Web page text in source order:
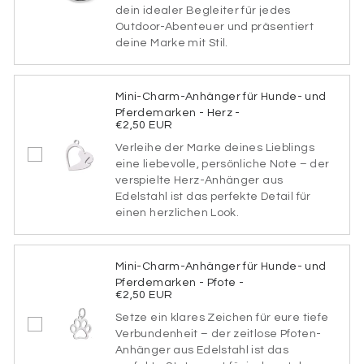
SCHRIFTART1
SCHRIFTART2
SCHRIFTART4
dein idealer Begleiter für jedes
Outdoor-Abenteuer und präsentiert
deine Marke mit Stil.
Mini-Charm-Anhänger für Hunde- und
Pferdemarken - Herz -
€2,50 EUR
Verleihe der Marke deines Lieblings
eine liebevolle, persönliche Note – der
verspielte Herz-Anhänger aus
Edelstahl ist das perfekte Detail für
einen herzlichen Look.
Mini-Charm-Anhänger für Hunde- und
Pferdemarken - Pfote -
€2,50 EUR
Setze ein klares Zeichen für eure tiefe
Verbundenheit – der zeitlose Pfoten-
Anhänger aus Edelstahl ist das